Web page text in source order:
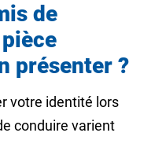
de
présenter ?
votre identité lors
conduire varient